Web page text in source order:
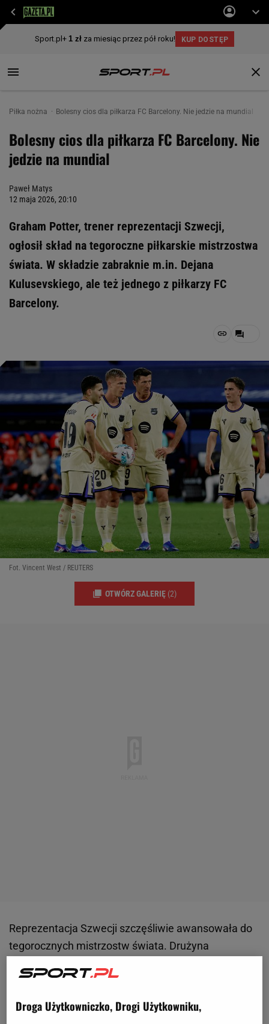
Piłka nożna Bolesny cios dla piłkarza FC Barcelony. Nie jedzie na mundial
Bolesny cios dla piłkarza FC Barcelony. Nie
jedzie na mundial
Paweł Matys
12 maja 2026, 20:10
Graham Potter, trener reprezentacji Szwecji,
ogłosił skład na tegoroczne piłkarskie mistrzostwa
świata. W składzie zabraknie m.in. Dejana
Kulusevskiego, ale też jednego z piłkarzy FC
Barcelony.
Fot. Vincent West / REUTERS
OTWÓRZ GALERIĘ (2)
Reprezentacja Szwecji szczęśliwie awansowała do
tegorocznych mistrzostw świata. Drużyna
Grahama Pottera w
finale
słabszym.
Droga Użytkowniczko, Drogi Użytkowniku,